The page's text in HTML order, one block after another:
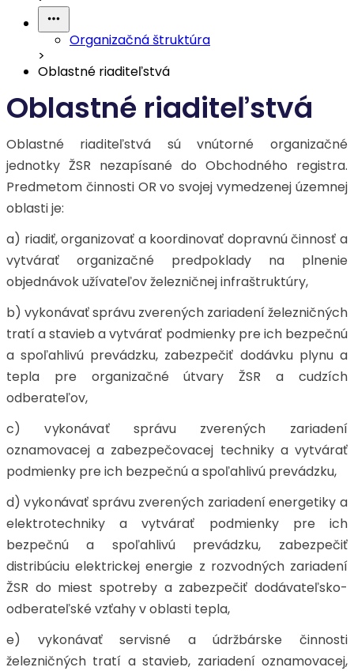
Organizačná štruktúra
>
Oblastné riaditeľstvá
Oblastné riaditeľstvá
Oblastné riaditeľstvá sú vnútorné organizačné
jednotky ŽSR nezapísané do Obchodného registra.
Predmetom činnosti OR vo svojej vymedzenej územnej
oblasti je:
a) riadiť, organizovať a koordinovať dopravnú činnosť a
vytvárať organizačné predpoklady na plnenie
objednávok užívateľov železničnej infraštruktúry,
b) vykonávať správu zverených zariadení železničných
tratí a stavieb a vytvárať podmienky pre ich bezpečnú
a spoľahlivú prevádzku, zabezpečiť dodávku plynu a
tepla pre organizačné útvary ŽSR a cudzích
odberateľov,
c) vykonávať správu zverených zariadení
oznamovacej a zabezpečovacej techniky a vytvárať
podmienky pre ich bezpečnú a spoľahlivú prevádzku,
d) vykonávať správu zverených zariadení energetiky a
elektrotechniky a vytvárať podmienky pre ich
bezpečnú a spoľahlivú prevádzku, zabezpečiť
distribúciu elektrickej energie z rozvodných zariadení
ŽSR do miest spotreby a zabezpečiť dodávateľsko-
odberateľské vzťahy v oblasti tepla,
e) vykonávať servisné a údržbárske činnosti
železničných tratí a stavieb, zariadení oznamovacej,